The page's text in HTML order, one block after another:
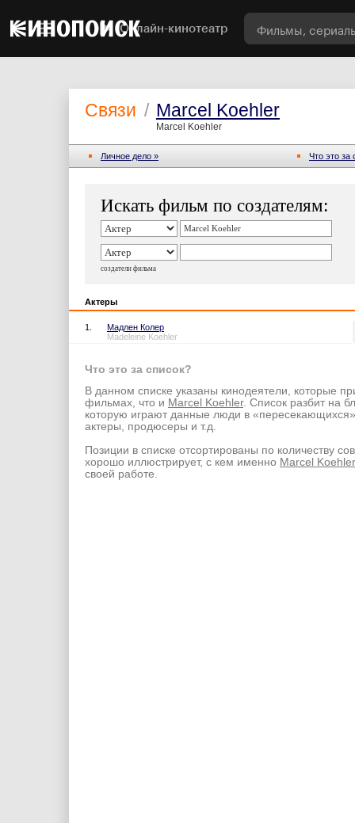
Онлайн-кинотеатр
Связи / Marcel Koehler
Marcel Koehler
Личное дело » Что это за
Искать фильм по создателям:
создатели фильма
Актеры
1.
Мадлен Колер
Madeleine Koehler
Что это за список?
В данном списке указаны кинодеятели, которые
фильмах, что и Marcel Koehler. Список разбит на
которую играют данные люди в
актеры, продюсеры и т.д.
Позиции в списке отсортированы по количеству
хорошо иллюстрирует, с кем именно Marcel Koehler
своей работе.